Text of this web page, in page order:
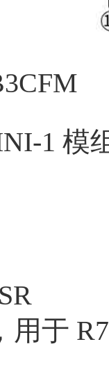
1 模
于